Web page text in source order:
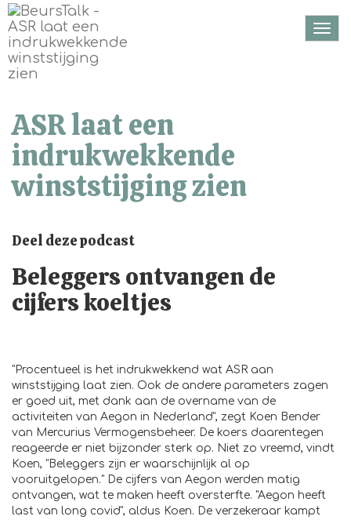
ASR laat een
indrukwekkende
winststijging zien
Deel deze podcast
Beleggers ontvangen de
cijfers koeltjes
"Procentueel is het indrukwekkend wat ASR aan
winststijging laat zien. Ook de andere parameters zagen
er goed uit, met dank aan de overname van de
activiteiten van Aegon in Nederland", zegt Koen Bender
van Mercurius Vermogensbeheer. De koers daarentegen
reageerde er niet bijzonder sterk op. Niet zo vreemd, vindt
Koen, "Beleggers zijn er waarschijnlijk al op
vooruitgelopen." De cijfers van Aegon werden matig
ontvangen, wat te maken heeft oversterfte. "Aegon heeft
last van long covid", aldus Koen. De verzekeraar kampt